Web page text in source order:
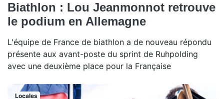
Biathlon : Lou Jeanmonnot retrouve
le podium en Allemagne
L'équipe de France de biathlon a de nouveau répondu
présente aux avant-poste du sprint de Ruhpolding
avec une deuxième place pour la Française
Locales